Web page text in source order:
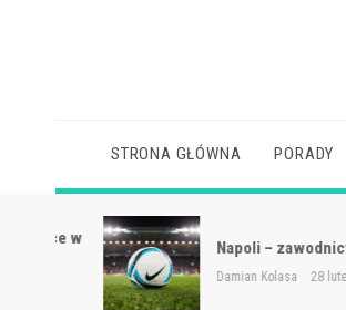
STRONA GŁÓWNA PORADY
Napoli – zawodnicy
Damian Kolasa 28 lutego 2026